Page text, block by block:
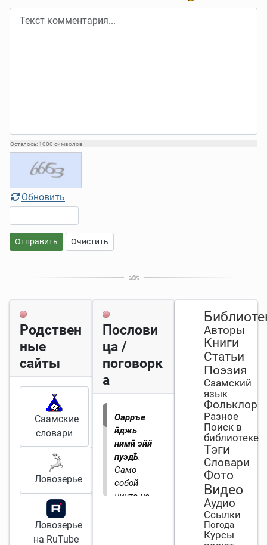
Осталось: 1000 символов
Обновить
Отправить Очистить
Родствен
ные
сайты
Саамские
словари
Ловозерье
Ловозерье
на RuTube
Послови
ца /
поговорк
а
Оарръе
ӣджь
нимӣ эйй
пуэдҍ.
Само
собой
ничто не
Авторы
Книги
Статьи
Поэзия
Саамский
язык
Фольклор
Разное
Поиск в
библиотеке
Тэги
Словари
Фото
Видео
Аудио
Ссылки
Погода
Курсы